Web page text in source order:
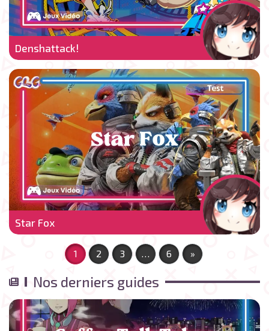
Denshattack!
Star Fox
1 2 3 … 6 »
Nos derniers guides